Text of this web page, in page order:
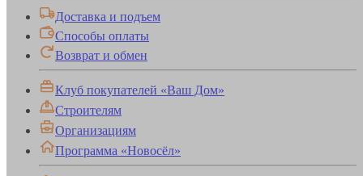
Доставка и подъем
Способы оплаты
Возврат и обмен
Клуб покупателей «Ваш Дом»
Строителям
Организациям
Программа «Новосёл»